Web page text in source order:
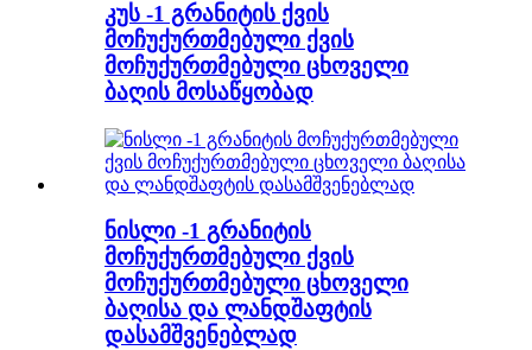
კუს -1 გრანიტის ქვის
მოჩუქურთმებული ქვის
მოჩუქურთმებული ცხოველი
ბაღის მოსაწყობად
ნისლი -1 გრანიტის
მოჩუქურთმებული ქვის
მოჩუქურთმებული ცხოველი
ბაღისა და ლანდშაფტის
დასამშვენებლად